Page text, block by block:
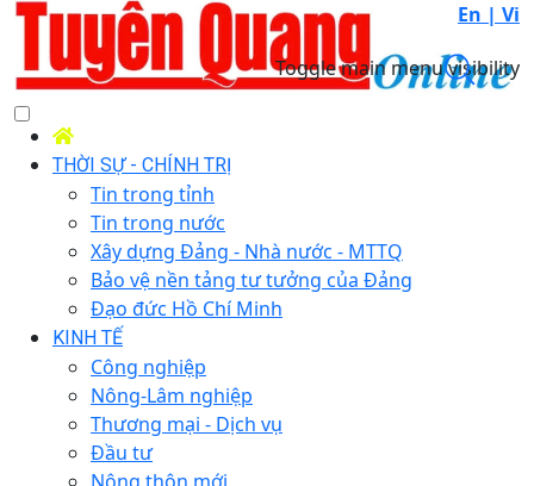
En | Vi
Toggle main menu visibility
THỜI SỰ - CHÍNH TRỊ
Tin trong tỉnh
Tin trong nước
Xây dựng Đảng - Nhà nước - MTTQ
Bảo vệ nền tảng tư tưởng của Đảng
Đạo đức Hồ Chí Minh
KINH TẾ
Công nghiệp
Nông-Lâm nghiệp
Thương mại - Dịch vụ
Đầu tư